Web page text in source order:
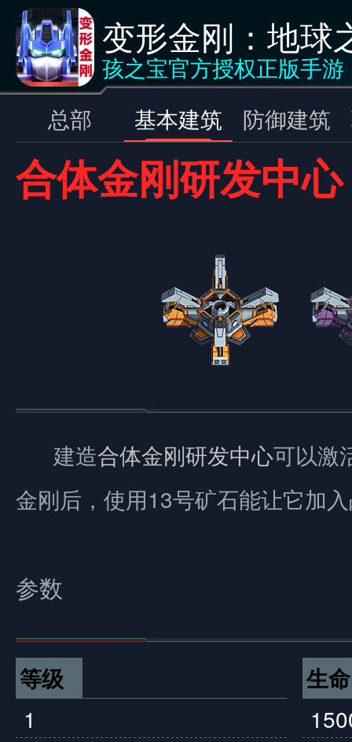
变形金刚：地球
孩之宝官方授权正版手游
<返回 基本建筑
总部 基本建筑 防御建筑
合体金刚研发中心
建造合体金刚研发中心可以激
金刚后，使用13号矿石能让它加
参数
等级
1
生命